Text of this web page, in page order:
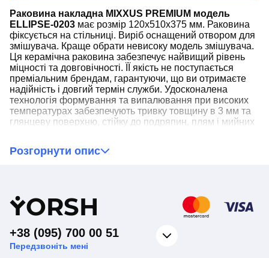
Раковина накладна MIXXUS PREMIUM модель
ELLIPSE-0203 має розмір 120x510x375 мм. Раковина
фіксується на стільниці. Виріб оснащений отвором для
змішувача. Краще обрати невисоку модель змішувача.
Ця керамічна раковина забезпечує найвищий рівень
міцності та довговічності. ЇЇ якість не поступається
преміальним брендам, гарантуючи, що ви отримаєте
надійність і довгий термін служби. Удосконалена
технологія формування та випалювання при високих
температурах забезпечують тривку товщину в 3 мм та
глянцеву поверхню, стійку до подряпин, плям і мийних
розкішних будинків. Стильний і сучасний зовнішній
який дизайн.
❗Зверніть увагу!❗
Розгорнути опис
YORSH
+38 (095) 700 00 51
Передзвоніть мені